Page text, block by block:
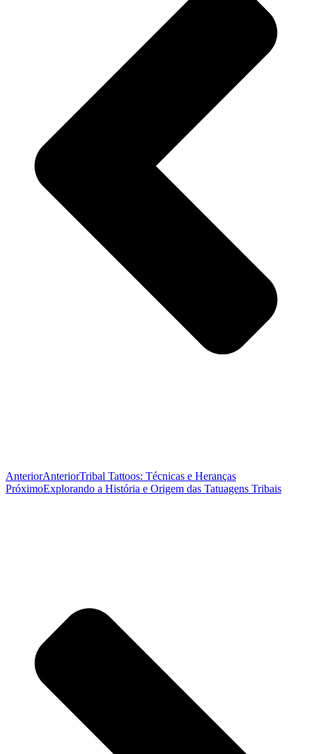
AnteriorAnteriorTribal Tattoos: Técnicas e Heranças
PróximoExplorando a História e Origem das Tatuagens Tribais